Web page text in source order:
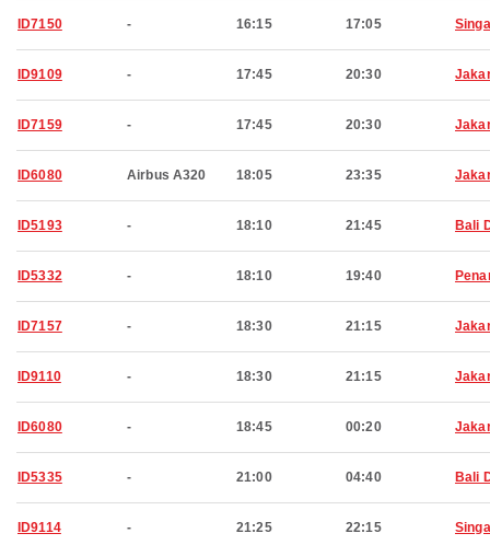
ID7150 - 16:15 17:05
ID9109 - 17:45 20:30
ID7159 - 17:45 20:30
ID6080 Airbus A320 18:05 23:35
ID5193 - 18:10 21:45 Bali
ID5332 - 18:10 19:40
ID7157 - 18:30 21:15
ID9110 - 18:30 21:15
ID6080 - 18:45 00:20
ID5335 - 21:00 04:40 Bali
ID9114 - 21:25 22:15